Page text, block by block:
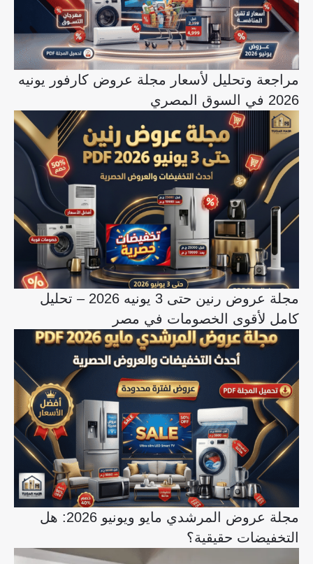
مراجعة وتحليل لأسعار مجلة عروض كارفور يونيه
2026 في السوق المصري
مجلة عروض رنين حتى 3 يونيه 2026 – تحليل
كامل لأقوى الخصومات في مصر
مجلة عروض المرشدي مايو ويونيو 2026: هل
التخفيضات حقيقية؟